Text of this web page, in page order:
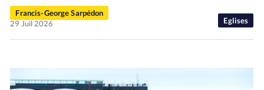
Eglises
Francis-George Sarpédon
29 Juil 2026